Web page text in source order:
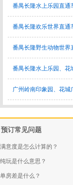
番禺长隆水上乐园直通
番禺长隆欢乐世界直通
番禺长隆野生动物世界
番禺长隆水上乐园、花
广州岭南印象园、花
预订常见问题
满意度是怎么计算的？
纯玩是什么意思？
单房差是什么？